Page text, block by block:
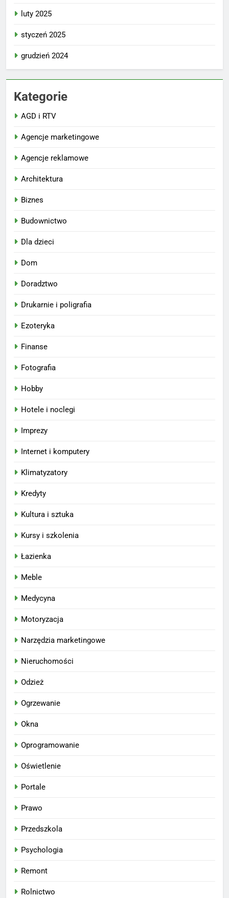
luty 2025
styczeń 2025
grudzień 2024
Kategorie
AGD i RTV
Agencje marketingowe
Agencje reklamowe
Architektura
Biznes
Budownictwo
Dla dzieci
Dom
Doradztwo
Drukarnie i poligrafia
Ezoteryka
Finanse
Fotografia
Hobby
Hotele i noclegi
Imprezy
Internet i komputery
Klimatyzatory
Kredyty
Kultura i sztuka
Kursy i szkolenia
Łazienka
Meble
Medycyna
Motoryzacja
Narzędzia marketingowe
Nieruchomości
Odzież
Ogrzewanie
Okna
Oprogramowanie
Oświetlenie
Portale
Prawo
Przedszkola
Psychologia
Remont
Rolnictwo